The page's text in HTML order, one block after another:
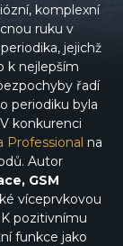
komplexní
ruku v
jejichž
k nejlepším
řadí
periodiku byla
konkurenci
Professional na
Autor
GSM
víceprvkovou
K pozitivnímu
funkce jako